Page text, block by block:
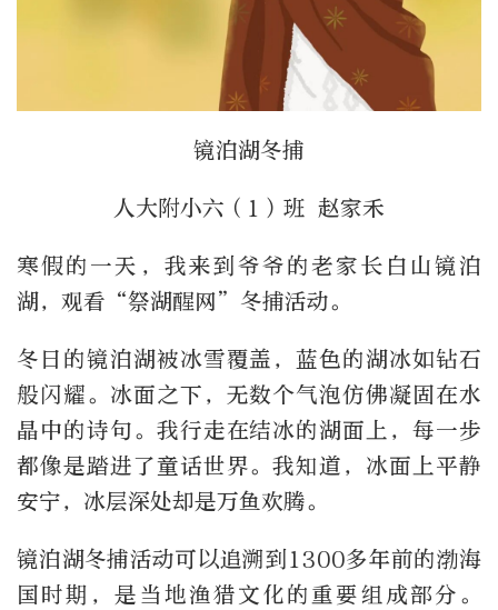
镜泊湖冬捕
人大附小六（1）班 赵家禾
寒假的一天，我来到爷爷的老家长白山镜泊
湖，观看“祭湖醒网”冬捕活动。
冬日的镜泊湖被冰雪覆盖，蓝色的湖冰如钻石
般闪耀。冰面之下，无数个气泡仿佛凝固在水
晶中的诗句。我行走在结冰的湖面上，每一步
都像是踏进了童话世界。我知道，冰面上平静
安宁，冰层深处却是万鱼欢腾。
镜泊湖冬捕活动可以追溯到1300多年前的渤海
国时期，是当地渔猎文化的重要组成部分。